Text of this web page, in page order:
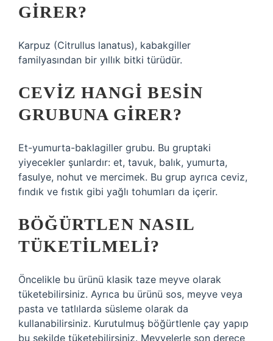
GIRER?
Karpuz (Citrullus lanatus), kabakgiller
familyasından bir yıllık bitki türüdür.
CEVIZ HANGI BESIN
GRUBUNA GIRER?
Et-yumurta-baklagiller grubu. Bu gruptaki
yiyecekler şunlardır: et, tavuk, balık, yumurta,
fasulye, nohut ve mercimek. Bu grup ayrıca ceviz,
fındık ve fıstık gibi yağlı tohumları da içerir.
BÖĞÜRTLEN NASIL
TÜKETILMELI?
Öncelikle bu ürünü klasik taze meyve olarak
tüketebilirsiniz. Ayrıca bu ürünü sos, meyve veya
pasta ve tatlılarda süsleme olarak da
kullanabilirsiniz. Kurutulmuş böğürtlenle çay yapıp
bu şekilde tüketebilirsiniz. Meyvelerle son derece